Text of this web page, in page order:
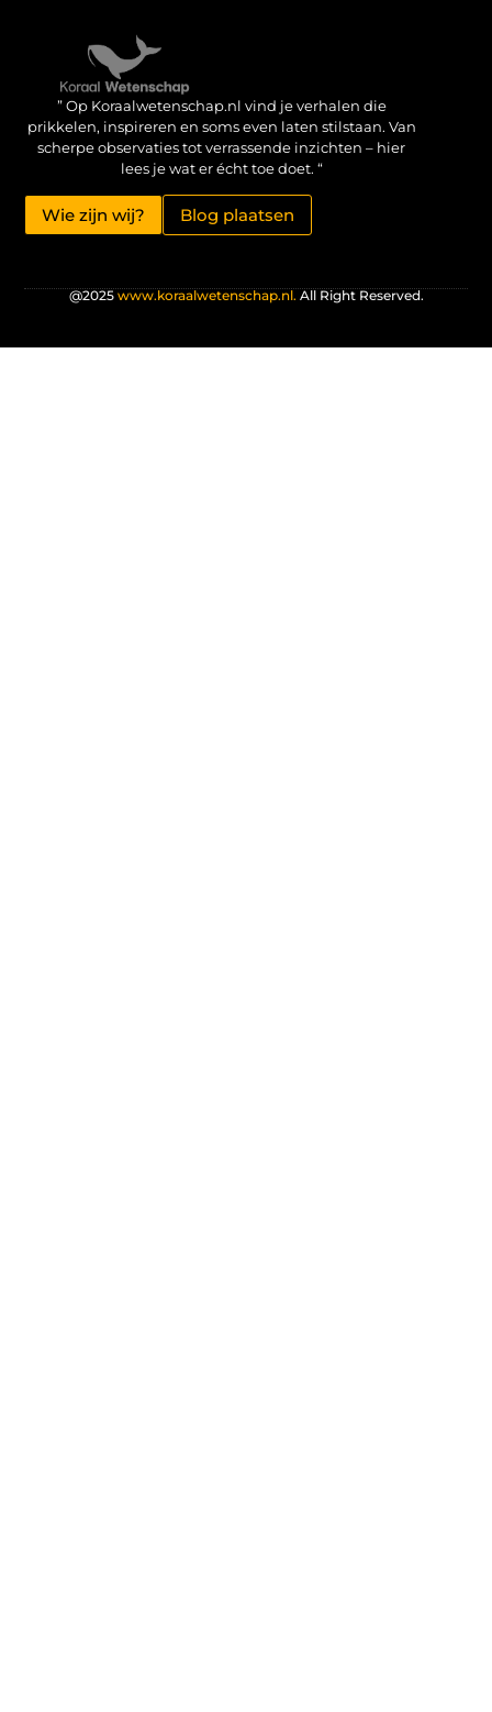
” Op Koraalwetenschap.nl vind je verhalen die
prikkelen, inspireren en soms even laten stilstaan. Van
scherpe observaties tot verrassende inzichten – hier
lees je wat er écht toe doet. “
Wie zijn wij? Blog plaatsen
@2025 www.koraalwetenschap.nl. All Right Reserved.